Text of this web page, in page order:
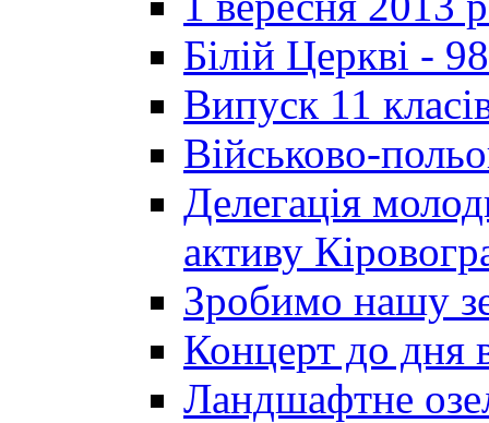
Білій Церкві -
Випуск 11
Військово-
Делегація
активу
Зробимо нашу
Концерт до дня
Ландшафтне